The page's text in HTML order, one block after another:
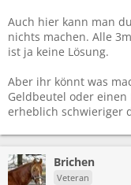
Auch hier kann man
nichts machen. Alle
ist ja keine Lösung.
Aber ihr könnt was
Geldbeutel oder
erheblich schwieriger
Brichen
Veteran